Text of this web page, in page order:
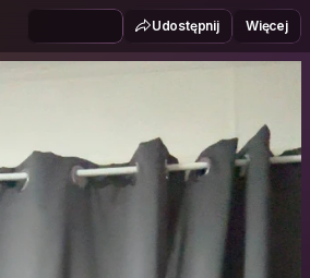
Udostępnij Więcej